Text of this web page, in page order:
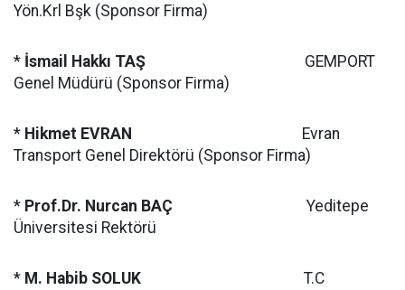
Yön.Krl Bşk (Sponsor Firma)
* İsmail Hakkı TAŞ
GEMPORT
Genel Müdürü (Sponsor Firma)
* Hikmet EVRAN Evran
Transport Genel Direktörü (Sponsor Firma)
* Prof.Dr. Nurcan BAÇ
Yeditepe
Üniversitesi Rektörü
* M. Habib SOLUK
T.C